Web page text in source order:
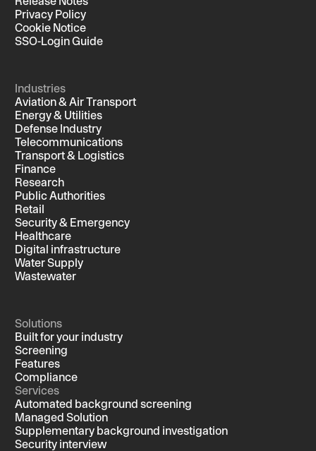
Privacy Policy
Cookie Notice
SSO-Login Guide
Industries
Aviation & Air Transport
Energy & Utilities
Defense Industry
Telecommunications
Transport & Logistics
Finance
Research
Public Authorities
Retail
Security & Emergency
Healthcare
Digital infrastructure
Water Supply
Wastewater
Solutions
Built for your industry
Screening
Features
Compliance
Services
Automated background screening
Managed Solution
Supplementary background investigation
Security interview